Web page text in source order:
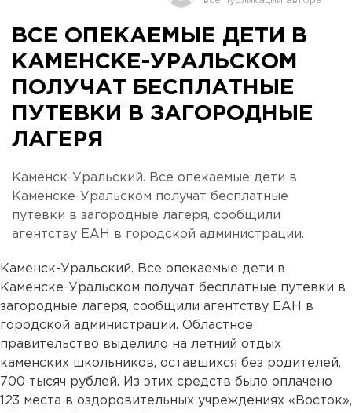
ВСЕ ОПЕКАЕМЫЕ ДЕТИ В
КАМЕНСКЕ-УРАЛЬСКОМ
ПОЛУЧАТ БЕСПЛАТНЫЕ
ПУТЕВКИ В ЗАГОРОДНЫЕ
ЛАГЕРЯ
Каменск-Уральский. Все опекаемые дети в
Каменске-Уральском получат бесплатные
путевки в загородные лагеря, сообщили
агентству ЕАН в городской администрации.
Каменск-Уральский. Все опекаемые дети в
Каменске-Уральском получат бесплатные путевки в
загородные лагеря, сообщили агентству ЕАН в
городской администрации. Областное
правительство выделило на летний отдых
каменских школьников, оставшихся без родителей,
700 тысяч рублей. Из этих средств было оплачено
123 места в оздоровительных учреждениях «Восток»,